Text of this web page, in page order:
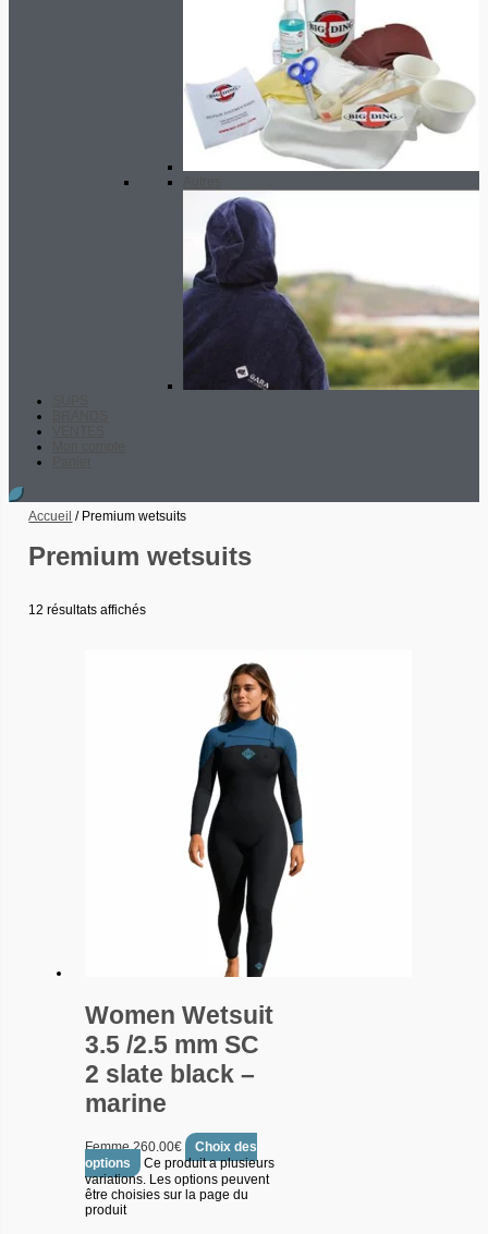
Accueil / Premium wetsuits
Premium wetsuits
12 résultats affichés
Women Wetsuit
3.5 /2.5 mm SC
2 slate black –
marine
Femme260.00€
Choix des
options
Ce produit a plusieurs
variations. Les options peuvent
être choisies sur la page du
produit